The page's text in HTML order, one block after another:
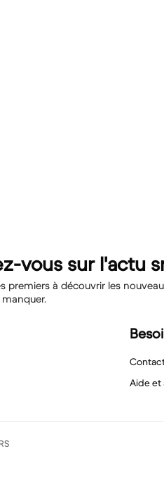
vous sur l'actu
premiers à découvrir les
Aide et